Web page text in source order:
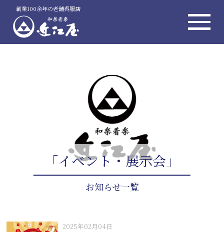
創業100余年の老舗呉服店
「イベント・展示会」
お知らせ一覧
2025年02月04日